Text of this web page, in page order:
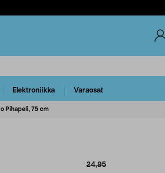
Elektroniikka Varaosat
Pihapeli, 75 cm
24,95